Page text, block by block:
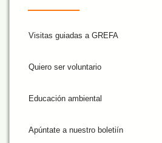
Visitas guiadas a GREFA
Quiero ser voluntario
Educación ambiental
Apúntate a nuestro boletiín